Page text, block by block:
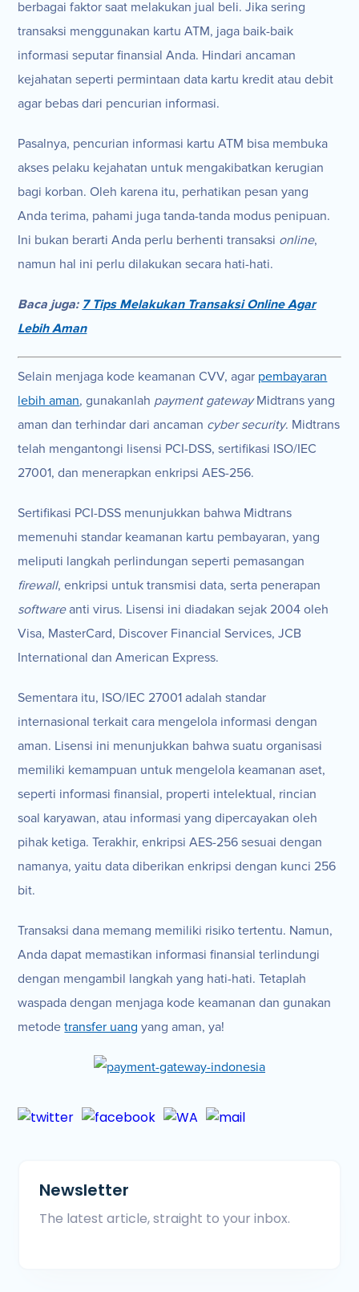
berbagai faktor saat melakukan jual beli. Jika sering
transaksi menggunakan kartu ATM, jaga baik-baik
informasi seputar finansial Anda. Hindari ancaman
kejahatan seperti permintaan data kartu kredit atau debit
agar bebas dari pencurian informasi.
Pasalnya, pencurian informasi kartu ATM bisa membuka
akses pelaku kejahatan untuk mengakibatkan kerugian
bagi korban. Oleh karena itu, perhatikan pesan yang
Anda terima, pahami juga tanda-tanda modus penipuan.
Ini bukan berarti Anda perlu berhenti transaksi online,
namun hal ini perlu dilakukan secara hati-hati.
Baca juga: 7 Tips Melakukan Transaksi Online Agar
Lebih Aman
Selain menjaga kode keamanan CVV, agar pembayaran
lebih aman, gunakanlah payment gatewayMidtrans yang
aman dan terhindar dari ancaman cyber security. Midtrans
telah mengantongi lisensi PCI-DSS, sertifikasi ISO/IEC
27001, dan menerapkan enkripsi AES-256.
Sertifikasi PCI-DSS menunjukkan bahwa Midtrans
memenuhi standar keamanan kartu pembayaran, yang
meliputi langkah perlindungan seperti pemasangan
firewall, enkripsi untuk transmisi data, serta penerapan
softwareanti virus. Lisensi ini diadakan sejak 2004 oleh
Visa, MasterCard, Discover Financial Services, JCB
International dan American Express.
Sementara itu, ISO/IEC 27001 adalah standar
internasional terkait cara mengelola informasi dengan
aman. Lisensi ini menunjukkan bahwa suatu organisasi
memiliki kemampuan untuk mengelola keamanan aset,
seperti informasi finansial, properti intelektual, rincian
soal karyawan, atau informasi yang dipercayakan oleh
pihak ketiga. Terakhir, enkripsi AES-256 sesuai dengan
namanya, yaitu data diberikan enkripsi dengan kunci 256
bit.
Transaksi dana memang memiliki risiko tertentu. Namun,
Anda dapat memastikan informasi finansial terlindungi
dengan mengambil langkah yang hati-hati. Tetaplah
waspada dengan menjaga kode keamanan dan gunakan
metodetransfer uang yang aman, ya!
Newsletter
The latest article, straight to your inbox.